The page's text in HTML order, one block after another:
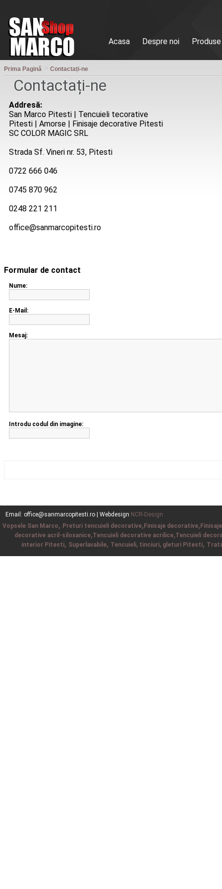
Acasa Despre noi Produse
Prima Pagină > Contactați-ne
Contactați-ne
Addresă:
San Marco Pitesti | Tencuieli tecorative
Pitesti | Amorse | Finisaje decorative Pitesti
SC COLOR MAGIC SRL
Strada Sf. Vineri nr. 53, Pitesti
0722 666 046
0745 870 962
0248 221 211
office@sanmarcopitesti.ro
Formular de contact
Nume:
E-Mail:
Mesaj:
Introdu codul din imagine:
Email: office@sanmarcopitesti.ro | Webdesign NCR-Design
Vopsele San Marco, Preturi tencuieli decorative, Finisaje decorative,
decorative acril-siloxanice,Tencuieli decorative acrilice,Tencuieli
interior Pitesti, Superlavabile, Tencuieli, tinciuri, gleturi Pitesti,